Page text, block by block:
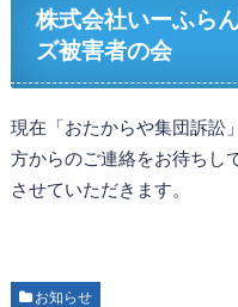
株式会社いーふら
ズ被害者の会
現在「おたからや集団訴訟
方からのご連絡をお待ちし
させていただきます。
お知らせ